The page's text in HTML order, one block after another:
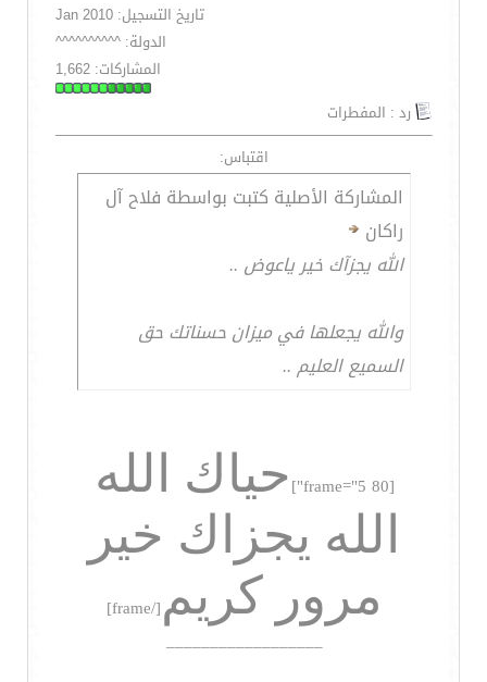
تاريخ التسجيل: Jan 2010
الدولة: ^^^^^^^^^^
المشاركات: 1,662
رد : المفطرات
اقتباس:
المشاركة الأصلية كتبت بواسطة فلاح آل
راكان
الله يجزآك خير ياعوض ..
والله يجعلها في ميزان حسناتك حق
السميع العليم ..
[frame="5 80"]
حياك الله
الله يجزاك خير
مرور كريم[/frame]
__________________